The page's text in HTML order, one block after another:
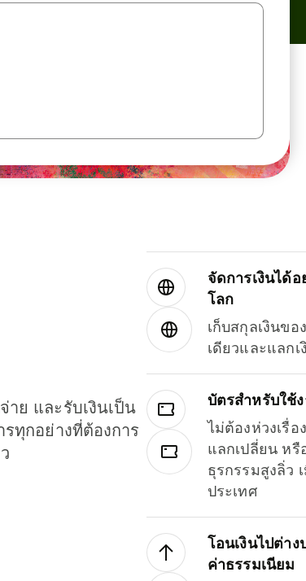
ย และรับเงินเป็น
ทุกอย่างที่ต้องการ
จัดการเงินได้
โลก
เก็บสกุลเงินข
เดียวและแลกเ
บัตรสำหรับใช้
ไม่ต้องห่วงเรื่
แลกเปลี่ยน หรื
ธุรกรรมสูงลิ่ว
ประเทศ
โอนเงินไปต่า
ค่าธรรมเนียม